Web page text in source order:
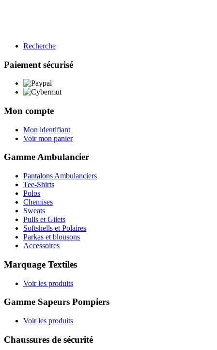
Restauration BTP
Recherche
Paiement sécurisé
Mon compte
Mon identifiant
Voir mon panier
Gamme Ambulancier
Pantalons Ambulanciers
Tee-Shirts
Polos
Chemises
Sweats
Pulls et Gilets
Softshells et Polaires
Parkas et blousons
Accessoires
Marquage Textiles
Voir les produits
Gamme Sapeurs Pompiers
Voir les produits
Chaussures de sécurité